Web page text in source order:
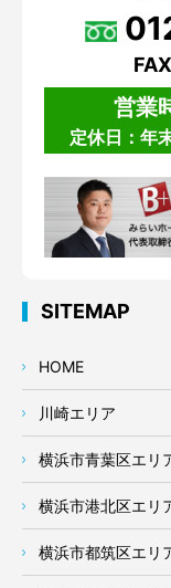
営業
定休日：年
SITEMAP
HOME
川崎エリア
横浜市青葉区エリ
横浜市港北区エリ
横浜市都筑区エリ